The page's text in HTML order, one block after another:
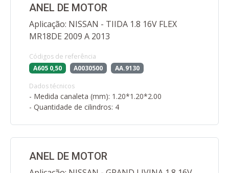
ANEL DE MOTOR
Aplicação: NISSAN - TIIDA 1.8 16V FLEX
MR18DE 2009 A 2013
Códigos de referência
A605 0,50
A0030500 AA.9130
Dados técnicos
- Medida canaleta (mm): 1.20*1.20*2.00
- Quantidade de cilindros: 4
ANEL DE MOTOR